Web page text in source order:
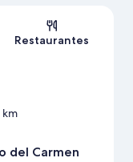
Restaurantes
del Carmen